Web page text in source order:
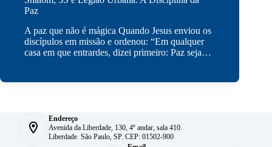
Paz
A paz que não é mágica Quando Jesus enviou os
discípulos em missão e ordenou: “Em qualquer
casa em que entrardes, dizei primeiro: Paz seja…
Endereço
Avenida da Liberdade, 130, 4º andar, sala 410.
Liberdade. São Paulo, SP. CEP: 01502-900